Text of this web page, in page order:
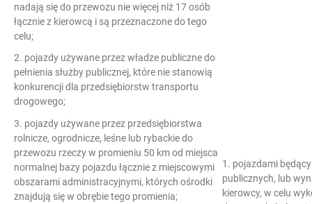
nadają się do przewozu nie więcej niż 17 osób
łącznie z kierowcą i są przeznaczone do tego
celu;
2. pojazdy używane przez władze publiczne do
pełnienia służby publicznej, które nie stanowią
konkurencji dla przedsiębiorstw transportu
drogowego;
3. pojazdy używane przez przedsiębiorstwa
rolnicze, ogrodnicze, leśne lub rybackie do
przewozu rzeczy w promieniu 50 km od miejsca
normalnej bazy pojazdu łącznie z miejscowymi
obszarami administracyjnymi, których ośrodki
znajdują się w obrębie tego promienia;
1. pojazdami
publicznych, lub
kierowcy, w celu